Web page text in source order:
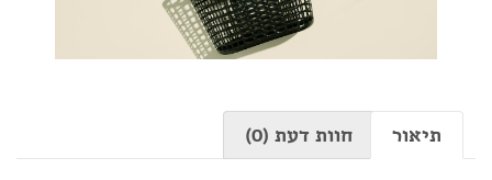
תיאור חוות דעת (0)